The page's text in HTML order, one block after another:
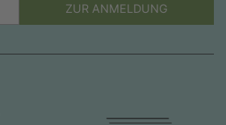
ZUR ANMELDUNG